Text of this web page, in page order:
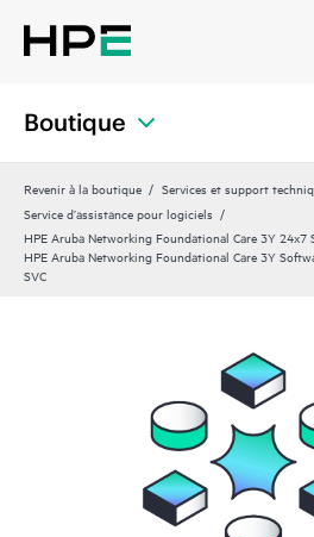
Boutique
Revenir à la boutique Services et support
Service d’assistance pour logiciels
HPE Aruba Networking Foundational Care 3Y 24x7
HPE Aruba Networking Foundational Care 3Y
SVC